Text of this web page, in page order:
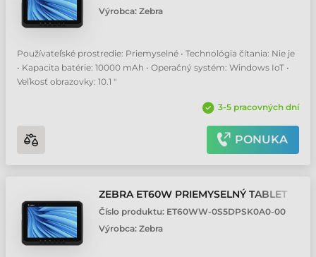
Výrobca: Zebra
Používateľské prostredie: Priemyselné • Technológia čítania: Nie je
• Kapacita batérie: 10000 mAh • Operačný systém: Windows IoT •
Veľkosť obrazovky: 10.1 "
3-5 pracovných dní
PONUKA
ZEBRA ET60W PRIEMYSELNÝ TABLET
Číslo produktu: ET60WW-0S5DPSK0A0-00
Výrobca: Zebra